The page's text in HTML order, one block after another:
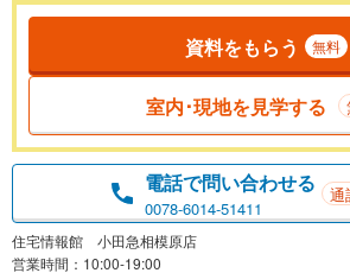
資料をもらう 無料
室内･現地を見学する
電話で問い合わせる
0078-6014-51411
通
住宅情報館 小田急相模原店
営業時間：10:00-19:00